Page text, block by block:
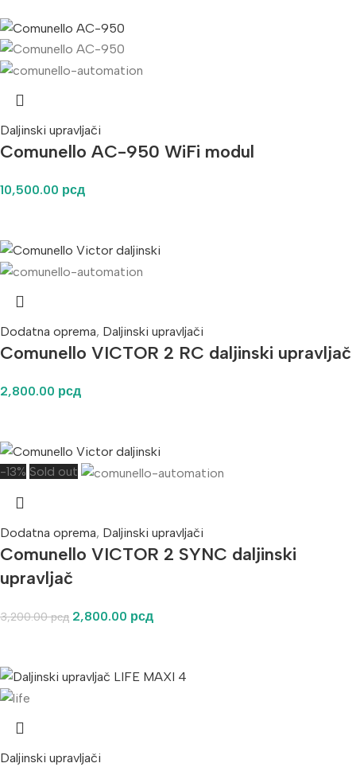
Daljinski upravljači
Comunello AC-950 WiFi modul
10,500.00 рсд
Dodatna oprema, Daljinski upravljači
Comunello VICTOR 2 RC daljinski upravljač
2,800.00 рсд
-13% Sold out
Dodatna oprema, Daljinski upravljači
Comunello VICTOR 2 SYNC daljinski
upravljač
3,200.00рсд 2,800.00 рсд
Daljinski upravljači